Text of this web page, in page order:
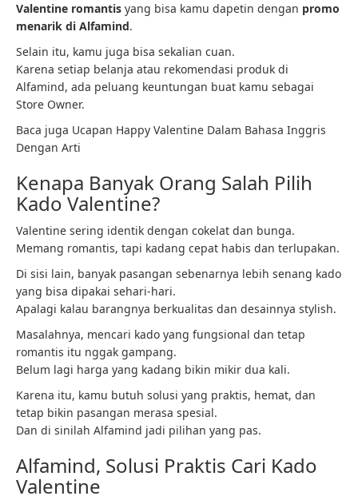
Valentine romantis yang bisa kamu dapetin dengan promo
menarik di Alfamind.
Selain itu, kamu juga bisa sekalian cuan.
Karena setiap belanja atau rekomendasi produk di
Alfamind, ada peluang keuntungan buat kamu sebagai
Store Owner.
Baca juga Ucapan Happy Valentine Dalam Bahasa Inggris
Dengan Arti
Kenapa Banyak Orang Salah Pilih
Kado Valentine?
Valentine sering identik dengan cokelat dan bunga.
Memang romantis, tapi kadang cepat habis dan terlupakan.
Di sisi lain, banyak pasangan sebenarnya lebih senang kado
yang bisa dipakai sehari-hari.
Apalagi kalau barangnya berkualitas dan desainnya stylish.
Masalahnya, mencari kado yang fungsional dan tetap
romantis itu nggak gampang.
Belum lagi harga yang kadang bikin mikir dua kali.
Karena itu, kamu butuh solusi yang praktis, hemat, dan
tetap bikin pasangan merasa spesial.
Dan di sinilah Alfamind jadi pilihan yang pas.
Alfamind, Solusi Praktis Cari Kado
Valentine